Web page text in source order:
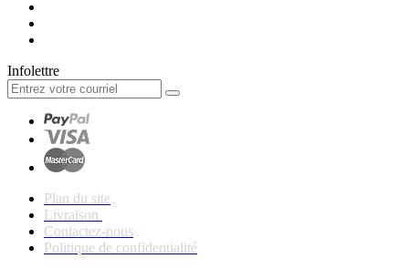
Infolettre
Plan du site
Livraison
Contactez-nous
Politique de confidentialité